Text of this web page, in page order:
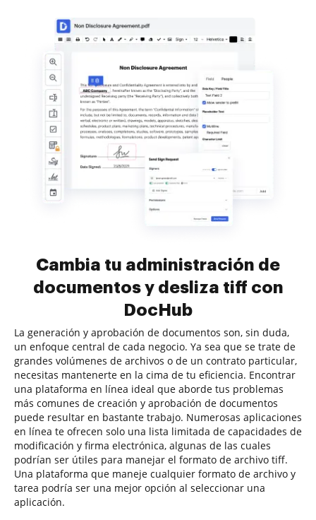
Cambia tu administración de
documentos y desliza tiff con
DocHub
La generación y aprobación de documentos son, sin duda,
un enfoque central de cada negocio. Ya sea que se trate de
grandes volúmenes de archivos o de un contrato particular,
necesitas mantenerte en la cima de tu eficiencia. Encontrar
una plataforma en línea ideal que aborde tus problemas
más comunes de creación y aprobación de documentos
puede resultar en bastante trabajo. Numerosas aplicaciones
en línea te ofrecen solo una lista limitada de capacidades de
modificación y firma electrónica, algunas de las cuales
podrían ser útiles para manejar el formato de archivo tiff.
Una plataforma que maneje cualquier formato de archivo y
tarea podría ser una mejor opción al seleccionar una
aplicación.